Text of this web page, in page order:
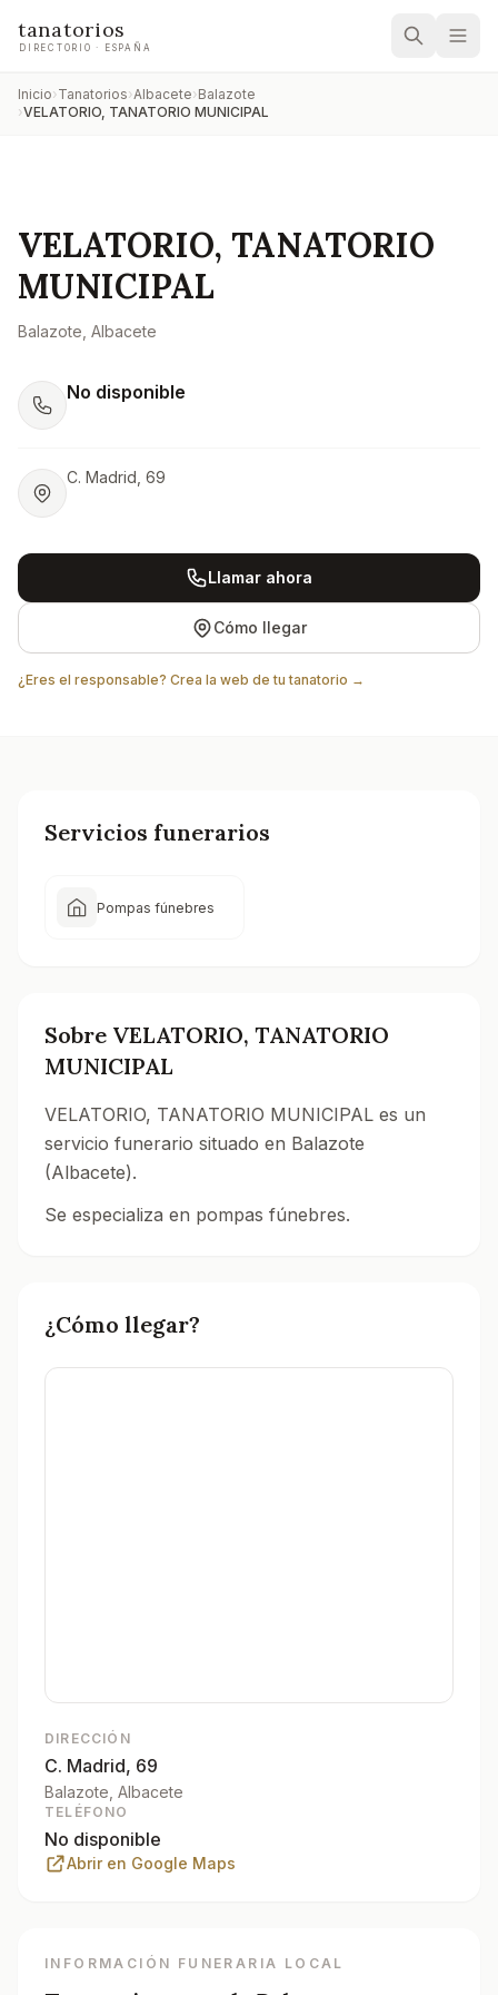
tanatorios
DIRECTORIO · ESPAÑA
Inicio›Tanatorios›Albacete›Balazote
›VELATORIO, TANATORIO MUNICIPAL
VELATORIO, TANATORIO
MUNICIPAL
Balazote , Albacete
No disponible
C. Madrid, 69
Llamar ahora
Cómo llegar
¿Eres el responsable? Crea la web de tu tanatorio →
Servicios funerarios
Pompas fúnebres
Sobre VELATORIO, TANATORIO
MUNICIPAL
VELATORIO, TANATORIO MUNICIPAL es un
servicio funerario situado en Balazote
(Albacete).
Se especializa en pompas fúnebres.
¿Cómo llegar?
DIRECCIÓN
C. Madrid, 69
Balazote , Albacete
TELÉFONO
No disponible
Abrir en Google Maps
INFORMACIÓN FUNERARIA LOCAL